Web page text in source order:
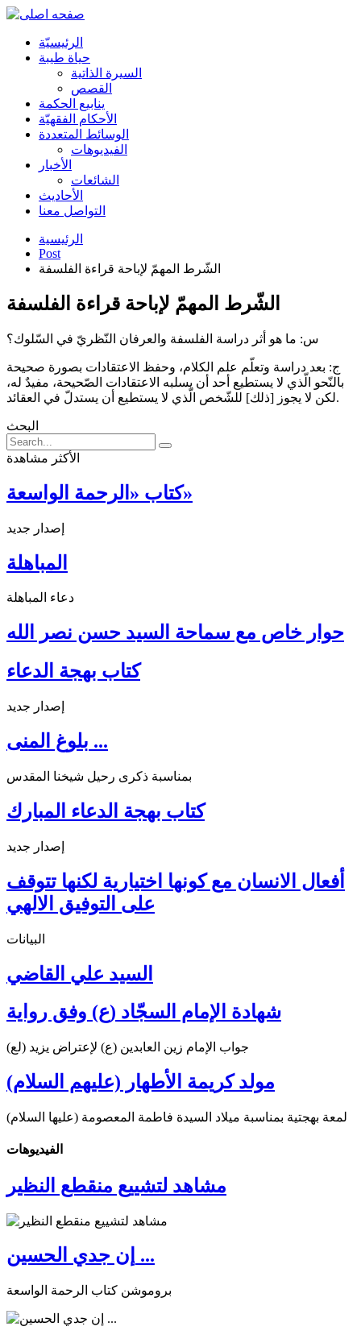
الرئیسیّة
حياة طيبة
السيرة الذاتية
القصص
ينابيع الحكمة
الأحکام الفقهیّة
الوسائط المتعددة
الفیدیوهات
الأخبار
الشائعات
الأحادیث
التواصل معنا
الرئيسية
Post
الشّرط المهمّ لإباحة قراءة الفلسفة
الشّرط المهمّ لإباحة قراءة الفلسفة
س: ما هو أثر دراسة الفلسفة والعرفان النّظريّ في السّلوك؟
ج: بعد دراسة وتعلّم علم الكلام، وحفظ الاعتقادات بصورة صحيحة
بالنّحو الّذي لا يستطيع أحد أن يسلبه الاعتقادات الصّحيحة، مفيدٌ له،
لكن لا يجوز [ذلك] للشّخص الّذي لا يستطيع أن يستدلّ في العقائد.
البحث
الأكثر مشاهدة
كتاب «الرحمة الواسعة»
إصدار جديد
المباهلة
دعاء المباهلة
حوار خاص مع سماحة السيد حسن نصر الله
كتاب بهجة الدعاء
إصدار جديد
بلوغ المنى ...
بمناسبة ذكرى رحيل شيخنا المقدس
كتاب بهجة الدعاء المبارك
إصدار جديد
أفعال الانسان مع كونها اختيارية لكنها تتوقف
على التوفيق الالهي
البيانات
السيد علي القاضي
شهادة الإمام السجّاد (ع) وفق رواية
جواب الإمام زين العابدين (ع) لإعتراض يزيد (لع)
مولد كريمة الأطهار (عليهم السلام)
لمعة بهجتية بمناسبة ميلاد السيدة فاطمة المعصومة (عليها السلام)
الفیدیوهات
مشاهد لتشييع منقطع النظير
إن جدي الحسين ...
بروموشن كتاب الرحمة الواسعة